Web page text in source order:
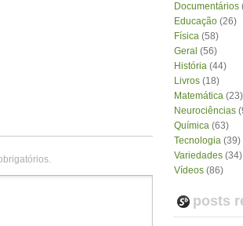
Documentários
Educação (26)
Física (58)
Geral (56)
História (44)
Livros (18)
Matemática (23)
Neurociências
Química (63)
Tecnologia (39)
Variedades (34)
Vídeos (86)
posts